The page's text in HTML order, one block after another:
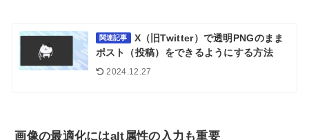
関連記事
X（旧Twitter）で透明PNGのまま
ポスト（投稿）をできるようにする方法
2024.12.27
画像の最適化にはalt属性の入力も重要